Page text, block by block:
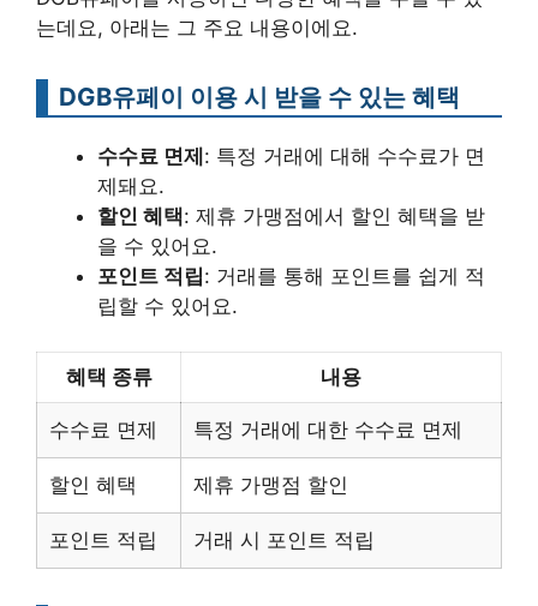
는데요, 아래는 그 주요 내용이에요.
DGB유페이 이용 시 받을 수 있는 혜택
수수료 면제: 특정 거래에 대해 수수료가 면
제돼요.
할인 혜택: 제휴 가맹점에서 할인 혜택을 받
을 수 있어요.
포인트 적립: 거래를 통해 포인트를 쉽게 적
립할 수 있어요.
혜택 종류 내용
수수료 면제 특정 거래에 대한 수수료 면제
할인 혜택 제휴 가맹점 할인
포인트 적립 거래 시 포인트 적립